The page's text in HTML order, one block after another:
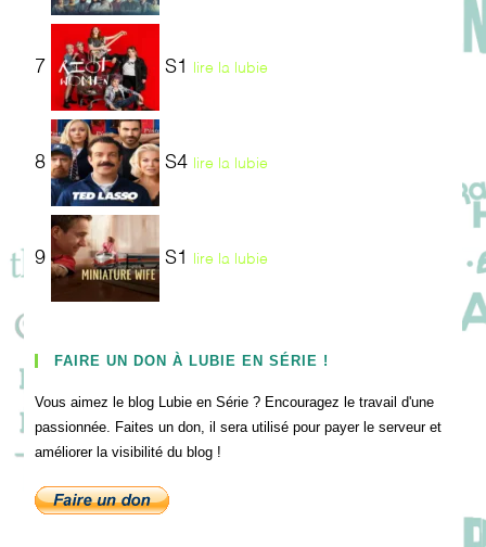
7 S1 lire la lubie
8 S4 lire la lubie
9 S1 lire la lubie
FAIRE UN DON À LUBIE EN SÉRIE !
Vous aimez le blog Lubie en Série ? Encouragez le travail d'une
passionnée. Faites un don, il sera utilisé pour payer le serveur et
améliorer la visibilité du blog !